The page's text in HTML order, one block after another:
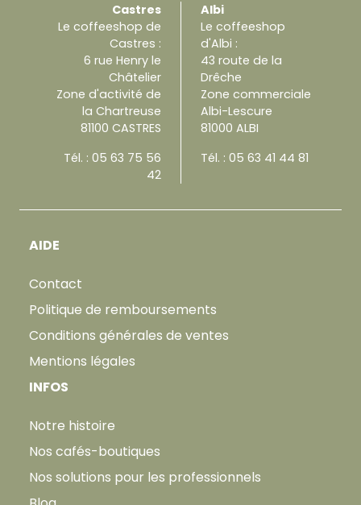
Castres
Le coffeeshop de
Castres :
6 rue Henry le
Châtelier
Zone d'activité de
la Chartreuse
81100 CASTRES
Tél. :05 63 75 56
42
Albi
Le coffeeshop
d'Albi :
43 route de la
Drêche
Zone commerciale
Albi-Lescure
81000 ALBI
Tél. :05 63 41 44 81
AIDE
Contact
Politique de remboursements
Conditions générales de ventes
Mentions légales
INFOS
Notre histoire
Nos cafés-boutiques
Nos solutions pour les professionnels